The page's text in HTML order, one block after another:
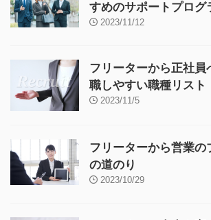
すめのサポートプログ
2023/11/12
フリーターから正社員
職しやすい職種リスト
2023/11/5
フリーターから営業の
の道のり
2023/10/29